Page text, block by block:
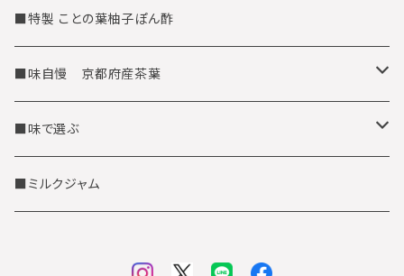
■特製 ことの葉柚子ぽん酢
■味自慢 京都府産茶葉
茶筒缶に入った京都府産茶葉
お徳用茶葉
■味で選ぶ
抹茶テイスト
■ミルクジャム